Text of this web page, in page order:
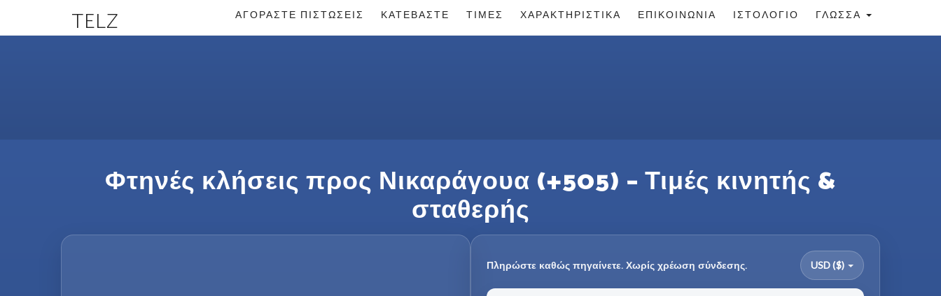
TELZ ΑΓΟΡΆΣΤΕ ΠΙΣΤΏΣΕΙΣ ΚΑΤΕΒΆΣΤΕ ΤΙΜΈΣ ΧΑΡΑΚΤΗΡΙΣΤΙΚΆ ΕΠΙΚΟΙΝΩΝΊΑ ΙΣΤΟΛΌΓΙΟ ΓΛΏΣΣΑ
Φτηνές κλήσεις προς Νικαράγουα (+505) – Τιμές κινητής &
σταθερής
Πληρώστε καθώς πηγαίνετε. Χωρίς χρέωση σύνδεσης. USD ($)